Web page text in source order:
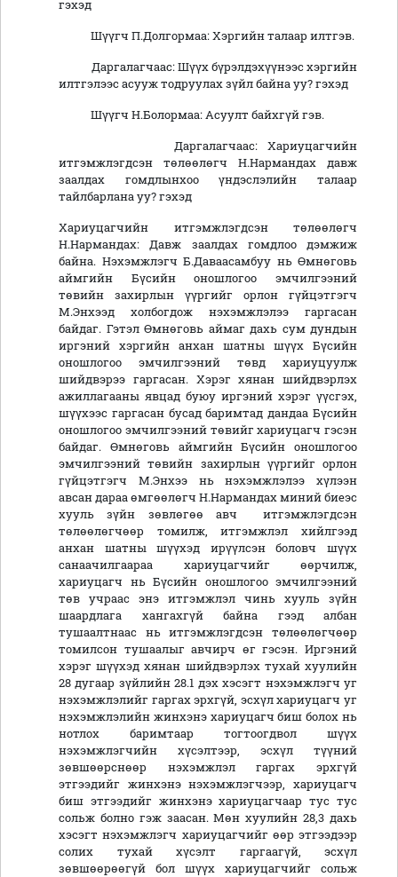
гэхэд
Шүүгч П.Долгормаа: Хэргийн талаар илтгэв.
Даргалагчаас: Шүүх бүрэлдэхүүнээс хэргийн
илтгэлээс асууж тодруулах зүйл байна уу? гэхэд
Шүүгч Н.Болормаа: Асуулт байхгүй гэв.
Даргалагчаас: Хариуцагчийн
итгэмжлэгдсэн төлөөлөгч Н.Нармандах давж
заалдах гомдлынхоо үндэслэлийн талаар
тайлбарлана уу? гэхэд
Хариуцагчийн итгэмжлэгдсэн төлөөлөгч
Н.Нармандах: Давж заалдах гомдлоо дэмжиж
байна. Нэхэмжлэгч Б.Даваасамбуу нь Өмнөговь
аймгийн Бүсийн оношлогоо эмчилгээний
төвийн захирлын үүргийг орлон гүйцэтгэгч
М.Энхээд холбогдож нэхэмжлэлээ гаргасан
байдаг. Гэтэл Өмнөговь аймаг дахь сум дундын
иргэний хэргийн анхан шатны шүүх Бүсийн
оношлогоо эмчилгээний төвд хариуцуулж
шийдвэрээ гаргасан. Хэрэг хянан шийдвэрлэх
ажиллагааны явцад буюу иргэний хэрэг үүсгэх,
шүүхээс гаргасан бусад баримтад дандаа Бүсийн
оношлогоо эмчилгээний төвийг хариуцагч гэсэн
байдаг. Өмнөговь аймгийн Бүсийн оношлогоо
эмчилгээний төвийн захирлын үүргийг орлон
гүйцэтгэгч М.Энхээ нь нэхэмжлэлээ хүлээн
авсан дараа өмгөөлөгч Н.Нармандах миний биеэс
хууль зүйн зөвлөгөө авч итгэмжлэгдсэн
төлөөлөгчөөр томилж, итгэмжлэл хийлгээд
анхан шатны шүүхэд ирүүлсэн боловч шүүх
санаачилгаараа хариуцагчийг өөрчилж,
хариуцагч нь Бүсийн оношлогоо эмчилгээний
төв учраас энэ итгэмжлэл чинь хууль зүйн
шаардлага хангахгүй байна гээд албан
тушаалтнаас нь итгэмжлэгдсэн төлөөлөгчөөр
томилсон тушаалыг авчирч өг гэсэн. Иргэний
хэрэг шүүхэд хянан шийдвэрлэх тухай хуулийн
28 дугаар зүйлийн 28.1 дэх хэсэгт нэхэмжлэгч уг
нэхэмжлэлийг гаргах эрхгүй, эсхүл хариуцагч уг
нэхэмжлэлийн жинхэнэ хариуцагч биш болох нь
нотлох баримтаар тогтоогдвол шүүх
нэхэмжлэгчийн хүсэлтээр, эсхүл түүний
зөвшөөрснөөр нэхэмжлэл гаргах эрхгүй
этгээдийг жинхэнэ нэхэмжлэгчээр, хариуцагч
биш этгээдийг жинхэнэ хариуцагчаар тус тус
сольж болно гэж заасан. Мөн хуулийн 28,3 дахь
хэсэгт нэхэмжлэгч хариуцагчийг өөр этгээдээр
солих тухай хүсэлт гаргаагүй, эсхүл
зөвшөөрөөгүй бол шүүх хариуцагчийг сольж